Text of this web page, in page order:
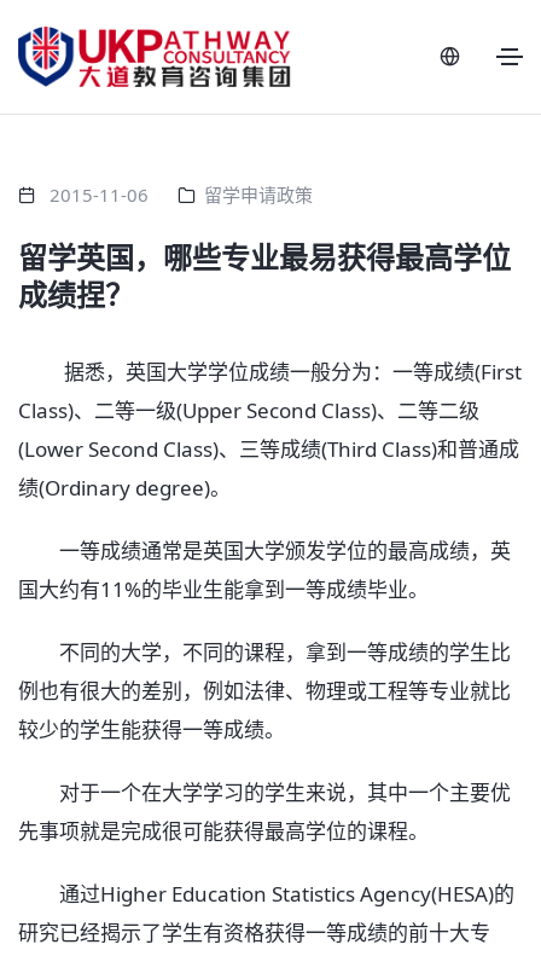
2015-11-06 留学申请政策
留学英国，哪些专业最易获得最高学位
成绩捏？
据悉，英国大学学位成绩一般分为：一等成绩(First
Class)、二等一级(Upper Second Class)、二等二级
(Lower Second Class)、三等成绩(Third Class)和普通成
绩(Ordinary degree)。
一等成绩通常是英国大学颁发学位的最高成绩，英
国大约有11%的毕业生能拿到一等成绩毕业。
不同的大学，不同的课程，拿到一等成绩的学生比
例也有很大的差别，例如法律、物理或工程等专业就比
较少的学生能获得一等成绩。
对于一个在大学学习的学生来说，其中一个主要优
先事项就是完成很可能获得最高学位的课程。
通过Higher Education Statistics Agency(HESA)的
研究已经揭示了学生有资格获得一等成绩的前十大专